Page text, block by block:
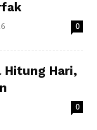
0
Hitung Hari,
0